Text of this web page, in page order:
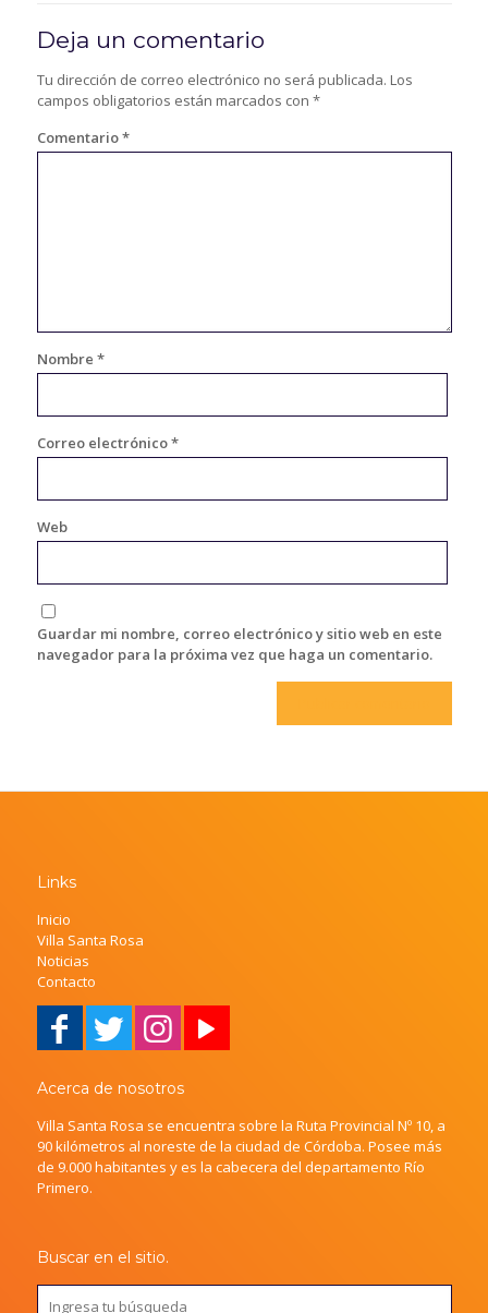
Deja un comentario
Tu dirección de correo electrónico no será publicada. Los
campos obligatorios están marcados con *
Comentario*
Nombre *
Correo electrónico*
Web
Guardar mi nombre, correo electrónico y sitio web en este
navegador para la próxima vez que haga un comentario.
Links
Inicio
Villa Santa Rosa
Noticias
Contacto
Acerca de nosotros
Villa Santa Rosa se encuentra sobre la Ruta Provincial Nº 10, a
90 kilómetros al noreste de la ciudad de Córdoba. Posee más
de 9.000 habitantes y es la cabecera del departamento Río
Primero.
Buscar en el sitio.